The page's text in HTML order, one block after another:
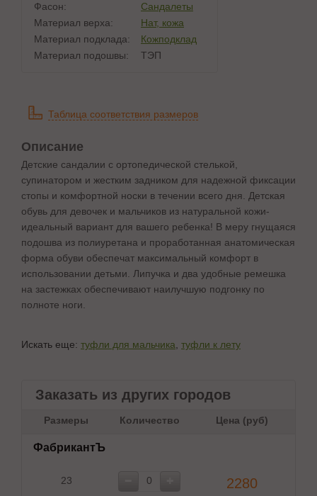
Фасон:
Сандалеты
Материал верха:
Нат, кожа
Материал подклада:
Кожподклад
Материал подошвы:
ТЭП
Таблица соответствия размеров
Описание
Детские сандалии с ортопедической стелькой,
супинатором и жестким задником для надежной фиксации
стопы и комфортной носки в течении всего дня. Детская
обувь для девочек и мальчиков из натуральной кожи-
идеальный вариант для вашего ребенка! В меру гнущаяся
подошва из полиуретана и проработанная анатомическая
форма обуви обеспечат максимальный комфорт в
использовании детьми. Липучка и два удобные ремешка
на застежках обеспечивают наилучшую подгонку по
полноте ноги.
Искать еще: туфли для мальчика туфли к лету
Заказать из других городов
Размеры Количество Цена (руб)
ФабрикантЪ
23 2280